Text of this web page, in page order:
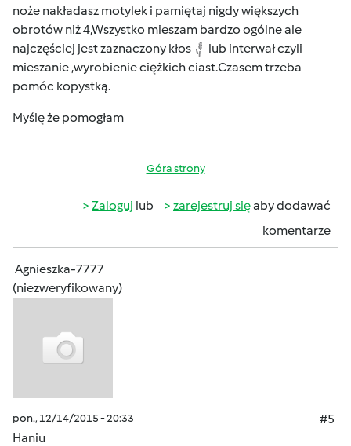
noże nakładasz motylek i pamiętaj nigdy większych
obrotów niż 4,Wszystko mieszam bardzo ogólne ale
najczęściej jest zaznaczony kłos
lub interwał czyli
mieszanie ,wyrobienie ciężkich ciast.Czasem trzeba
pomóc kopystką.
Myślę że pomogłam
Góra strony
Zaloguj lub zarejestruj sięaby dodawać
komentarze
Agnieszka-7777
(niezweryfikowany)
pon., 12/14/2015 - 20:33
#5
Haniu